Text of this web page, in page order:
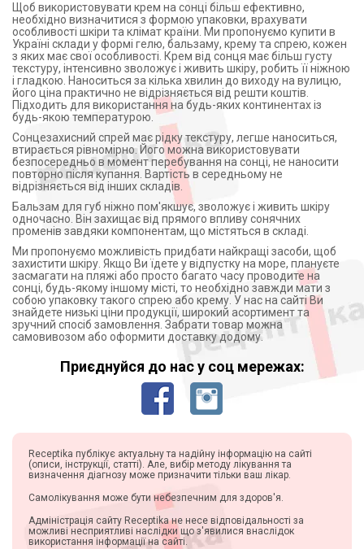
Щоб використовувати крем на сонці більш ефективно,
необхідно визначитися з формою упаковки, врахувати
особливості шкіри та клімат країни. Ми пропонуємо купити в
Україні склади у формі гелю, бальзаму, крему та спрею, кожен
з яких має свої особливості. Крем від сонця має більш густу
текстуру, інтенсивно зволожує і живить шкіру, робить її ніжною
і гладкою. Наноситься за кілька хвилин до виходу на вулицю,
його ціна практично не відрізняється від решти коштів.
Підходить для використання на будь-яких континентах із
будь-якою температурою.
Сонцезахисний спрей має рідку текстуру, легше наноситься,
втирається рівномірно. Його можна використовувати
безпосередньо в момент перебування на сонці, не наносити
повторно після купання. Вартість в середньому не
відрізняється від інших складів.
Бальзам для губ ніжно пом'якшує, зволожує і живить шкіру
одночасно. Він захищає від прямого впливу сонячних
променів завдяки компонентам, що містяться в складі.
Ми пропонуємо можливість придбати найкращі засоби, щоб
захистити шкіру. Якщо Ви їдете у відпустку на море, плануєте
засмагати на пляжі або просто багато часу проводите на
сонці, будь-якому іншому місті, то необхідно завжди мати з
собою упаковку такого спрею або крему. У нас на сайті Ви
знайдете низькі ціни продукції, широкий асортимент та
зручний спосіб замовлення. Забрати товар можна
самовивозом або оформити доставку додому.
Приєднуйся до нас у соц мережах:
Receptika публікує актуальну та надійну інформацію на сайті
(описи, інструкції, статті). Але, вибір методу лікування та
визначення діагнозу може призначити тільки ваш лікар.
Самолікування може бути небезпечним для здоров'я.
Адміністрація сайту Receptika не несе відповідальності за
можливі несприятливі наслідки що з'явилися внаслідок
використання інформації на сайті.